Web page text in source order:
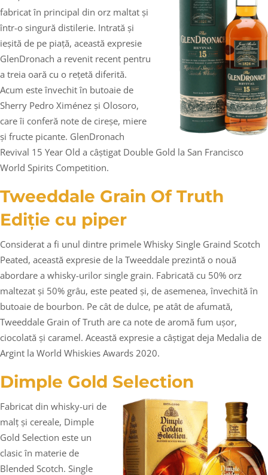
fabricat în principal din orz maltat și
într-o singură distilerie. Intrată și
ieșită de pe piață, această expresie
GlenDronach a revenit recent pentru
a treia oară cu o rețetă diferită.
Acum este învechit în butoaie de
Sherry Pedro Ximénez și Olosoro,
care îi conferă note de cireșe, miere
și fructe picante. GlenDronach
Revival 15 Year Old a câștigat Double Gold la San Francisco
World Spirits Competition.
Tweeddale Grain Of Truth
Ediție cu piper
Considerat a fi unul dintre primele Whisky Single Graind Scotch
Peated, această expresie de la Tweeddale prezintă o nouă
abordare a whisky-urilor single grain. Fabricată cu 50% orz
maltezat și 50% grâu, este peated și, de asemenea, învechită în
butoaie de bourbon. Pe cât de dulce, pe atât de afumată,
Tweeddale Grain of Truth are ca note de aromă fum ușor,
ciocolată și caramel. Această expresie a câștigat deja Medalia de
Argint la World Whiskies Awards 2020.
Dimple Gold Selection
Fabricat din whisky-uri de
malț și cereale, Dimple
Gold Selection este un
clasic în materie de
Blended Scotch. Single